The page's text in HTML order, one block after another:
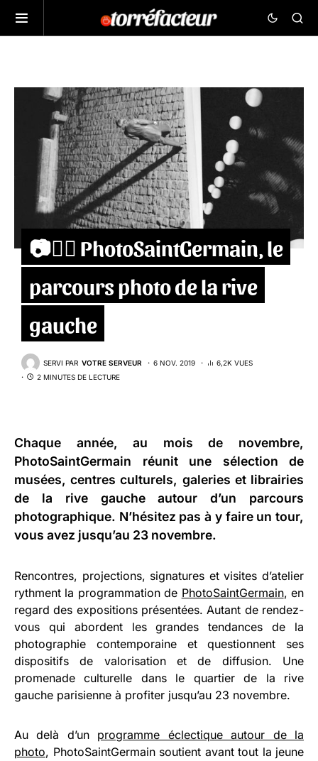
📷🚶‍♀️ PhotoSaintGermain, le
parcours photo de la rive
gauche
SERVI PAR VOTRE SERVEUR 6 NOV. 2019
6,2K VUES
2 MINUTES DE LECTURE
Chaque année, au mois de novembre,
PhotoSaintGermain réunit une sélection de
musées, centres culturels, galeries et librairies
de la rive gauche autour d’un parcours
photographique. N’hésitez pas à y faire un tour,
vous avez jusqu’au 23 novembre.
Rencontres, projections, signatures et visites d’atelier
rythment la programmation de PhotoSaintGermain, en
regard des expositions présentées. Autant de rendez-
vous qui abordent les grandes tendances de la
photographie contemporaine et questionnent ses
dispositifs de valorisation et de diffusion. Une
promenade culturelle dans le quartier de la rive
gauche parisienne à profiter jusqu’au 23 novembre.
Au delà d’un programme éclectique autour de la
photo, PhotoSaintGermain soutient avant tout la jeune